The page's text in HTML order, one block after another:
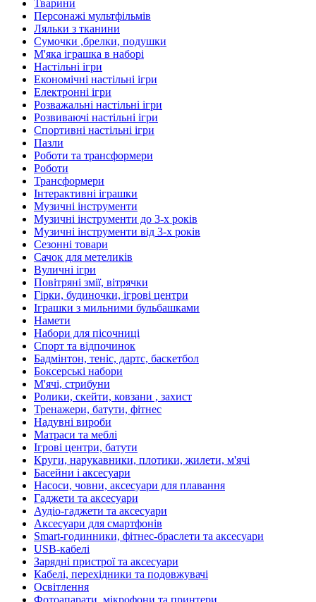
Тварини
Персонажі мультфільмів
Ляльки з тканини
Сумочки ,брелки, подушки
М'яка іграшка в наборі
Настільні ігри
Економічні настільні ігри
Електронні ігри
Розважальні настільні ігри
Розвиваючі настільні ігри
Спортивні настільні ігри
Пазли
Роботи та трансформери
Роботи
Трансформери
Інтерактивні іграшки
Музичні інструменти
Музичні інструменти до 3-х років
Музичні інструменти від 3-х років
Сезонні товари
Сачок для метеликів
Вуличні ігри
Повітряні змії, вітрячки
Гірки, будиночки, ігрові центри
Іграшки з мильними бульбашками
Намети
Набори для пісочниці
Спорт та відпочинок
Бадмінтон, теніс, дартс, баскетбол
Боксерські набори
М'ячі, стрибуни
Ролики, скейти, ковзани , захист
Тренажери, батути, фітнес
Надувні вироби
Матраси та меблі
Ігрові центри, батути
Круги, нарукавники, плотики, жилети, м'ячі
Басейни і аксесуари
Насоси, човни, аксесуари для плавання
Гаджети та аксесуари
Аудіо-гаджети та аксесуари
Аксесуари для смартфонів
Smart-годинники, фітнес-браслети та аксесуари
USB-кабелі
Зарядні пристрої та аксесуари
Кабелі, перехідники та подовжувачі
Освітлення
Фотоапарати, мікрофони та принтери